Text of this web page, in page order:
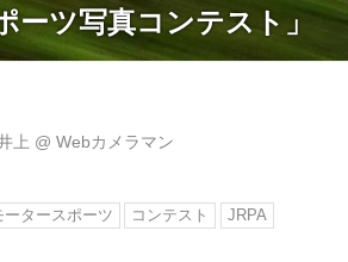
ーツ写真コンテスト」
上 @Webカメラマン
ータースポーツ コンテスト JRPA